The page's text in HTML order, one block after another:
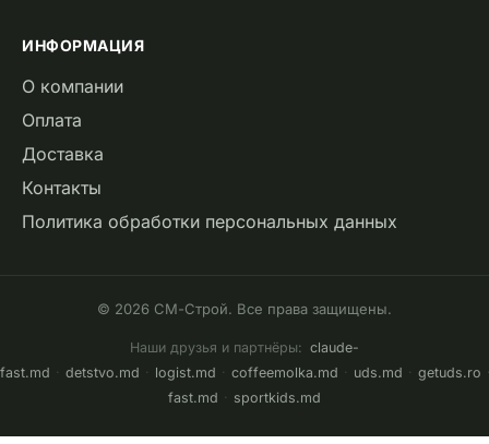
ИНФОРМАЦИЯ
О компании
Оплата
Доставка
Контакты
Политика обработки персональных данных
© 2026 СМ-Строй. Все права защищены.
Наши друзья и партнёры: claude-
fast.md · detstvo.md · logist.md · coffeemolka.md · uds.md · getuds.ro
fast.md · sportkids.md